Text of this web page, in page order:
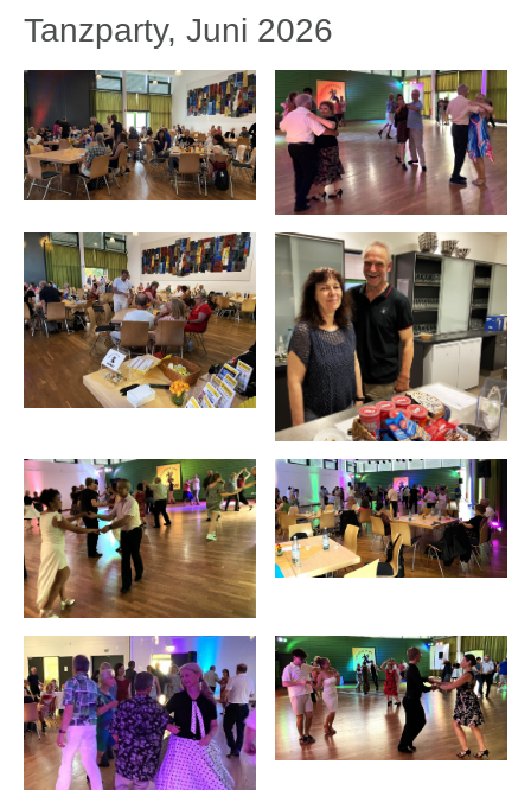
Tanzparty, Juni 2026